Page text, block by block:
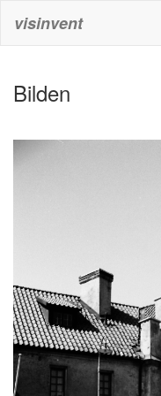
visinvent
Bilden